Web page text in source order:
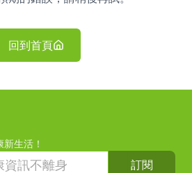
回到首頁
生活！
訂閱